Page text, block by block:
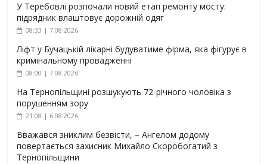
У Теребовлі розпочали новий етап ремонту мосту:
підрядник влаштовує дорожній одяг
08:33 | 7.08.2026
Ліфт у Бучацькій лікарні будуватиме фірма, яка фігурує в
кримінальному провадженні
08:00 | 7.08.2026
На Тернопільщині розшукують 72-річного чоловіка з
порушенням зору
21:08 | 6.08.2026
Вважався зниклим безвісти, – Ангелом додому
повертається захисник Михайло Скоробогатий з
Тернопільщини